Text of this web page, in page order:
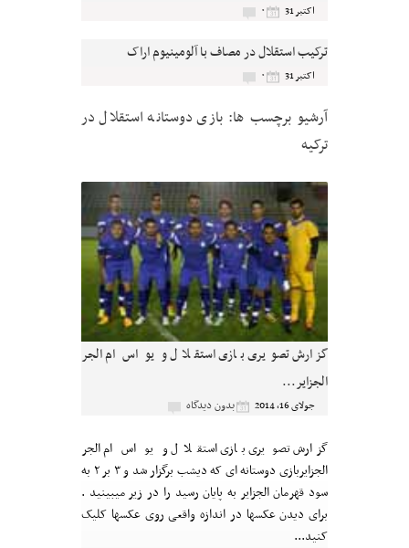
اکتبر 31 ۰
ترکیب استقلال در مصاف با آلومینیوم اراک
اکتبر 31 ۰
آرشیو برچسب ها:بازی دوستانه استقلال در
ترکیه
گزارش تصویری بازی استقلال و یو اس ام الجر
الجزایر...
جولای 16, 2014 بدون دیدگاه
گزارش تصویری بازی استقلال و یو اس ام الجر
الجزایربازی دوستانه ای که دیشب برگزار شد و ۳ بر ۲ به
سود قهرمان الجزایر به پایان رسید را در زیر میبینید .
برای دیدن عکسها در اندازه واقعی روی عکسها کلیک
کنید...